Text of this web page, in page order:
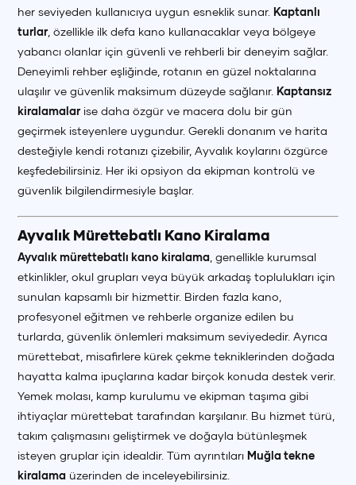
her seviyeden kullanıcıya uygun esneklik sunar. Kaptanlı
turlar , özellikle ilk defa kano kullanacaklar veya bölgeye
yabancı olanlar için güvenli ve rehberli bir deneyim sağlar.
Deneyimli rehber eşliğinde, rotanın en güzel noktalarına
ulaşılır ve güvenlik maksimum düzeyde sağlanır. Kaptansız
kiralamalar ise daha özgür ve macera dolu bir gün
geçirmek isteyenlere uygundur. Gerekli donanım ve harita
desteğiyle kendi rotanızı çizebilir, Ayvalık koylarını özgürce
keşfedebilirsiniz. Her iki opsiyon da ekipman kontrolü ve
güvenlik bilgilendirmesiyle başlar.
Ayvalık Mürettebatlı Kano Kiralama
Ayvalık mürettebatlı kano kiralama , genellikle kurumsal
etkinlikler, okul grupları veya büyük arkadaş toplulukları için
sunulan kapsamlı bir hizmettir. Birden fazla kano,
profesyonel eğitmen ve rehberle organize edilen bu
turlarda, güvenlik önlemleri maksimum seviyededir. Ayrıca
mürettebat, misafirlere kürek çekme tekniklerinden doğada
hayatta kalma ipuçlarına kadar birçok konuda destek verir.
Yemek molası, kamp kurulumu ve ekipman taşıma gibi
ihtiyaçlar mürettebat tarafından karşılanır. Bu hizmet türü,
takım çalışmasını geliştirmek ve doğayla bütünleşmek
isteyen gruplar için idealdir. Tüm ayrıntıları Muğla tekne
kiralama üzerinden de inceleyebilirsiniz.